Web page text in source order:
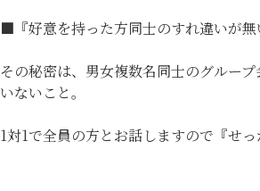
■『好意を持った方同士のすれ違いが無
その秘密は、男女複数名同士のグルー
いないこと。
1対1で全員の方とお話しますので『せ